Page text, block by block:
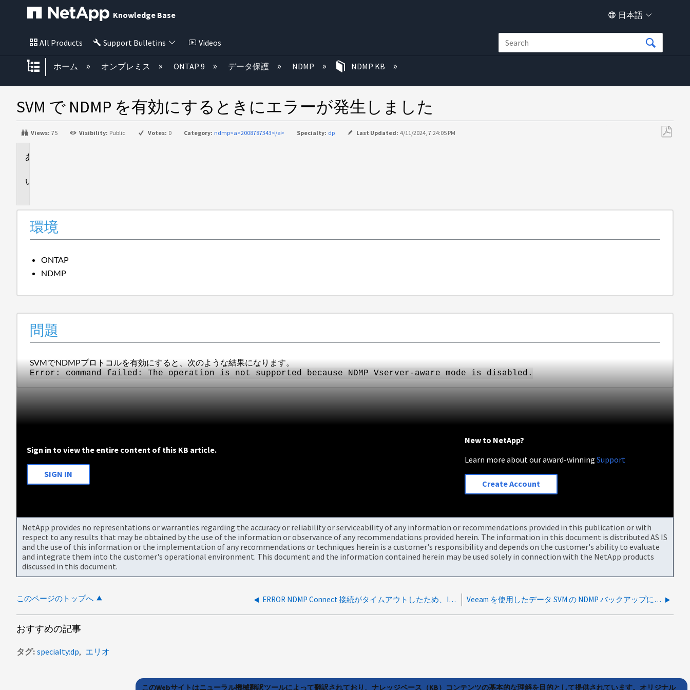
Knowledge Base 日本語
All Products Support Bulletins Videos
グローバル階層を展開/折りたたむ
ホーム オンプレミス ONTAP 9 データ保護 NDMP NDMP KB
SVM で NDMP を有効にするときにエラーが発生しました
Views: 75 Visibility: Public Votes: 0 Category: ndmp<a>2008787343</a> Specialty: dp Last Updated: 4/11/2024, 7:24:05 PM
環境
ONTAP
NDMP
問題
SVMでNDMPプロトコルを有効にすると、次のような結果になります。
Error: command failed: The operation is not supported because NDMP Vserver-aware mode is disabled.
Sign in to view the entire content of this KB article.
SIGN IN
New to NetApp?
Learn more about our award-winningSupport
Create Account
NetApp provides no representations or warranties regarding the accuracy or reliability or serviceability of any information or recommendations provided in this publication or with
respect to any results that may be obtained by the use of the information or observance of any recommendations provided herein. The information in this document is distributed AS IS
and the use of this information or the implementation of any recommendations or techniques herein is a customer's responsibility and depends on the customer's ability to evaluate
and integrate them into the customer's operational environment. This document and the information contained herein may be used solely in connection with the NetApp products
discussed in this document.
このページのトップへ ERROR NDMP Connect 接続がタイムアウトしたため、IP_addressに接続できません Veeam を使用したデータ SVM の NDMP バックアップに関するエラー
おすすめの記事
タグ specialty:dp エリオ
このWebサイトはニューラル機械翻訳ツールによって翻訳されており、ナレッジベース（KB）コンテンツの基本的な理解を目的として提供されています。オリジナル